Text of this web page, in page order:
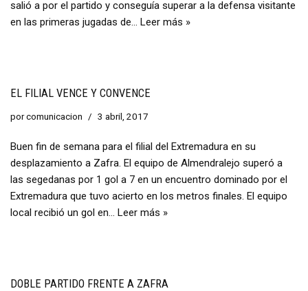
salió a por el partido y conseguía superar a la defensa visitante
en las primeras jugadas de… Leer más »
EL FILIAL VENCE Y CONVENCE
porcomunicacion 3 abril, 2017
Buen fin de semana para el filial del Extremadura en su
desplazamiento a Zafra. El equipo de Almendralejo superó a
las segedanas por 1 gol a 7 en un encuentro dominado por el
Extremadura que tuvo acierto en los metros finales. El equipo
local recibió un gol en… Leer más »
DOBLE PARTIDO FRENTE A ZAFRA